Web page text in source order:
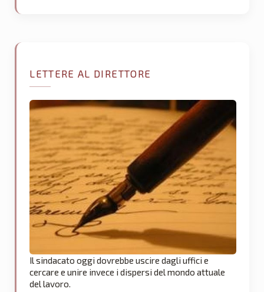
LETTERE AL DIRETTORE
Il sindacato oggi dovrebbe uscire dagli uffici e
cercare e unire invece i dispersi del mondo attuale
del lavoro.